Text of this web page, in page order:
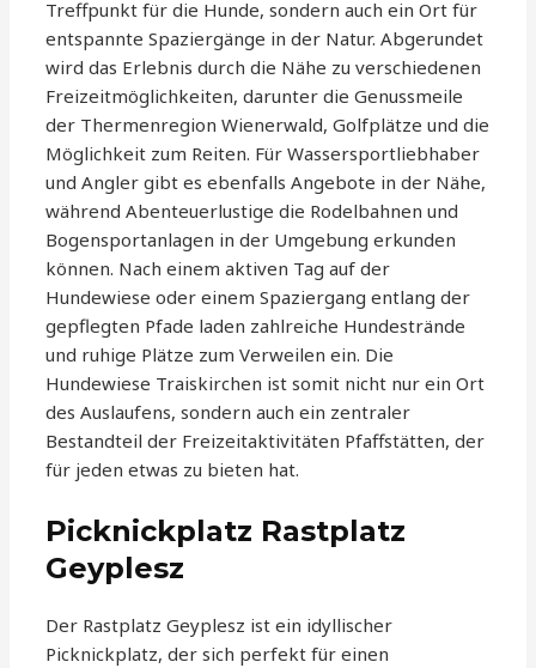
Treffpunkt für die Hunde, sondern auch ein Ort für
entspannte Spaziergänge in der Natur. Abgerundet
wird das Erlebnis durch die Nähe zu verschiedenen
Freizeitmöglichkeiten, darunter die Genussmeile
der Thermenregion Wienerwald, Golfplätze und die
Möglichkeit zum Reiten. Für Wassersportliebhaber
und Angler gibt es ebenfalls Angebote in der Nähe,
während Abenteuerlustige die Rodelbahnen und
Bogensportanlagen in der Umgebung erkunden
können. Nach einem aktiven Tag auf der
Hundewiese oder einem Spaziergang entlang der
gepflegten Pfade laden zahlreiche Hundestrände
und ruhige Plätze zum Verweilen ein. Die
Hundewiese Traiskirchen ist somit nicht nur ein Ort
des Auslaufens, sondern auch ein zentraler
Bestandteil der Freizeitaktivitäten Pfaffstätten, der
für jeden etwas zu bieten hat.
Picknickplatz Rastplatz
Geyplesz
Der Rastplatz Geyplesz ist ein idyllischer
Picknickplatz, der sich perfekt für einen